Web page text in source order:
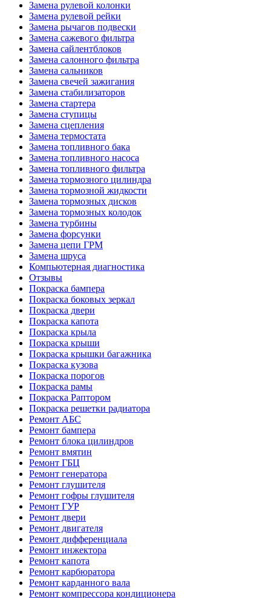
Замена рулевой колонки
Замена рулевой рейки
Замена рычагов подвески
Замена сажевого фильтра
Замена сайлентблоков
Замена салонного фильтра
Замена сальников
Замена свечей зажигания
Замена стабилизаторов
Замена стартера
Замена ступицы
Замена сцепления
Замена термостата
Замена топливного бака
Замена топливного насоса
Замена топливного фильтра
Замена тормозного цилиндра
Замена тормозной жидкости
Замена тормозных дисков
Замена тормозных колодок
Замена турбины
Замена форсунки
Замена цепи ГРМ
Замена шруса
Компьютерная диагностика
Отзывы
Покраска бампера
Покраска боковых зеркал
Покраска двери
Покраска капота
Покраска крыла
Покраска крыши
Покраска крышки багажника
Покраска кузова
Покраска порогов
Покраска рамы
Покраска Раптором
Покраска решетки радиатора
Ремонт АБС
Ремонт бампера
Ремонт блока цилиндров
Ремонт вмятин
Ремонт ГБЦ
Ремонт генератора
Ремонт глушителя
Ремонт гофры глушителя
Ремонт ГУР
Ремонт двери
Ремонт двигателя
Ремонт дифференциала
Ремонт инжектора
Ремонт капота
Ремонт карбюратора
Ремонт карданного вала
Ремонт компрессора кондиционера